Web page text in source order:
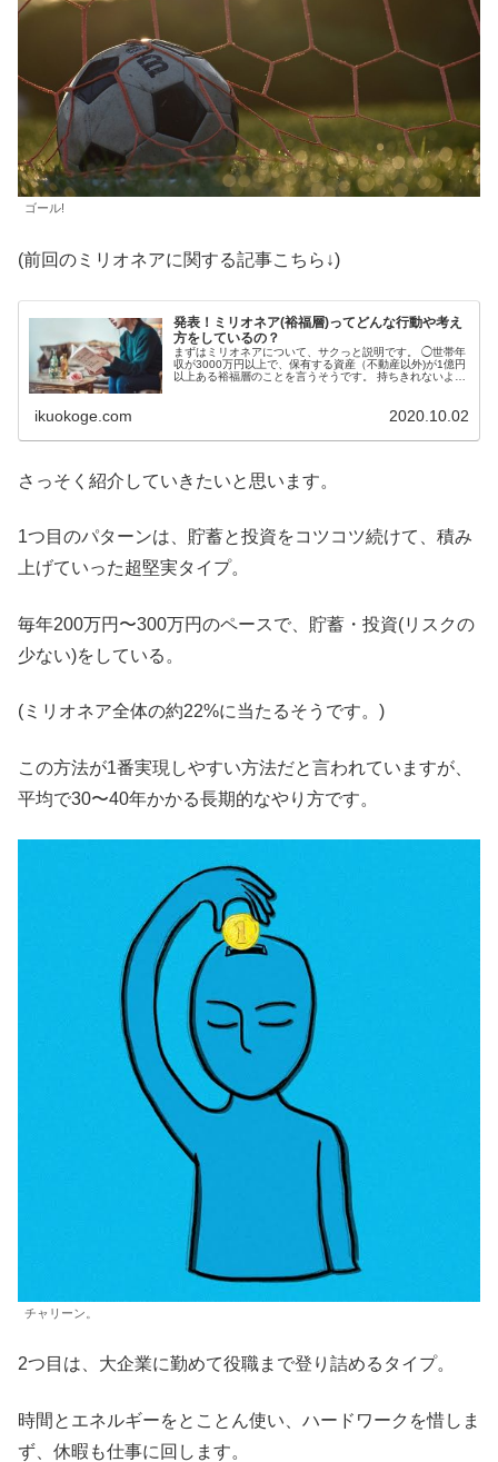
ゴール!
(前回のミリオネアに関する記事こちら↓)
発表！ミリオネア(裕福層)ってどんな行動や考え
方をしているの？
まずはミリオネアについて、サクっと説明です。 ◯世帯年
収が3000万円以上で、保有する資産（不動産以外)が1億円
以上ある裕福層のことを言うそうです。 持ちきれないよ
ikuokoge.com 2020.10.02
さっそく紹介していきたいと思います。
1つ目のパターンは、貯蓄と投資をコツコツ続けて、積み
上げていった超堅実タイプ。
毎年200万円〜300万円のペースで、貯蓄・投資(リスクの
少ない)をしている。
(ミリオネア全体の約22%に当たるそうです。)
この方法が1番実現しやすい方法だと言われていますが、
平均で30〜40年かかる長期的なやり方です。
チャリーン。
2つ目は、大企業に勤めて役職まで登り詰めるタイプ。
時間とエネルギーをとことん使い、ハードワークを惜しま
ず、休暇も仕事に回します。